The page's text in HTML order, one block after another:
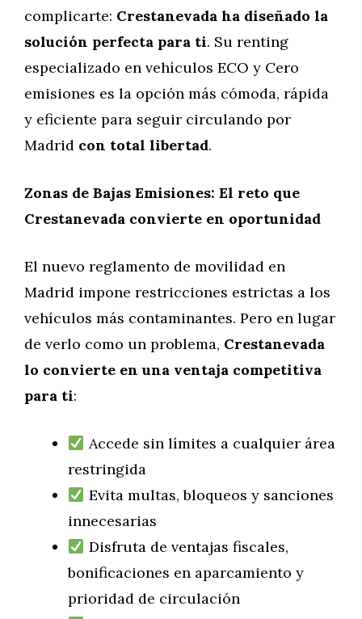
complicarte: Crestanevada ha diseñado la
solución perfecta para ti. Su renting
especializado en vehículos ECO y Cero
emisiones es la opción más cómoda, rápida
y eficiente para seguir circulando por
Madrid con total libertad.
Zonas de Bajas Emisiones: El reto que
Crestanevada convierte en oportunidad
El nuevo reglamento de movilidad en
Madrid impone restricciones estrictas a los
vehículos más contaminantes. Pero en lugar
de verlo como un problema, Crestanevada
lo convierte en una ventaja competitiva
para ti:
Accede sin límites a cualquier área
restringida
Evita multas, bloqueos y sanciones
innecesarias
Disfruta de ventajas fiscales,
bonificaciones en aparcamiento y
prioridad de circulación